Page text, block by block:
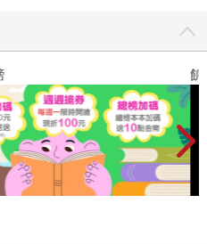
熱淚盈眶。所謂世代交替，
只展現跨世代運動家的風
也十分振奮人心。此刻，讓
用十項全能的運動項目，與
類比，是不是能吸引更多讀
結束後，我透過十項全能項目
進行連結。沒想到，每位古
接，因此，我著手將文稿重
主題能量金句。例如：諸葛
飢